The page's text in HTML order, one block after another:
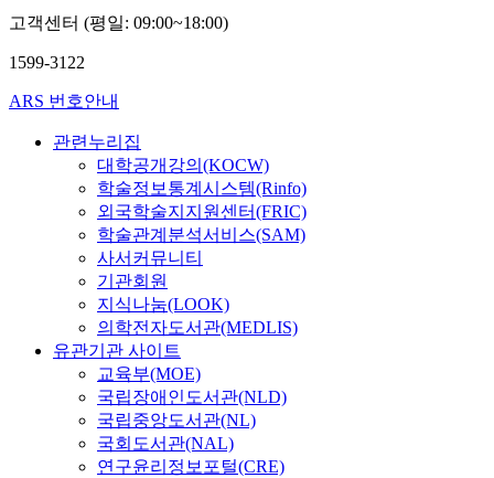
고객센터 (평일: 09:00~18:00)
1599-3122
ARS 번호안내
관련누리집
대학공개강의(KOCW)
학술정보통계시스템(Rinfo)
외국학술지지원센터(FRIC)
학술관계분석서비스(SAM)
사서커뮤니티
기관회원
지식나눔(LOOK)
의학전자도서관(MEDLIS)
유관기관 사이트
교육부(MOE)
국립장애인도서관(NLD)
국립중앙도서관(NL)
국회도서관(NAL)
연구윤리정보포털(CRE)